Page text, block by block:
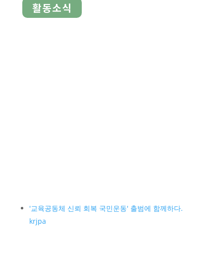
활동소식
'교육공동체 신뢰 회복 국민운동' 출범에 함께하다.
krjpa